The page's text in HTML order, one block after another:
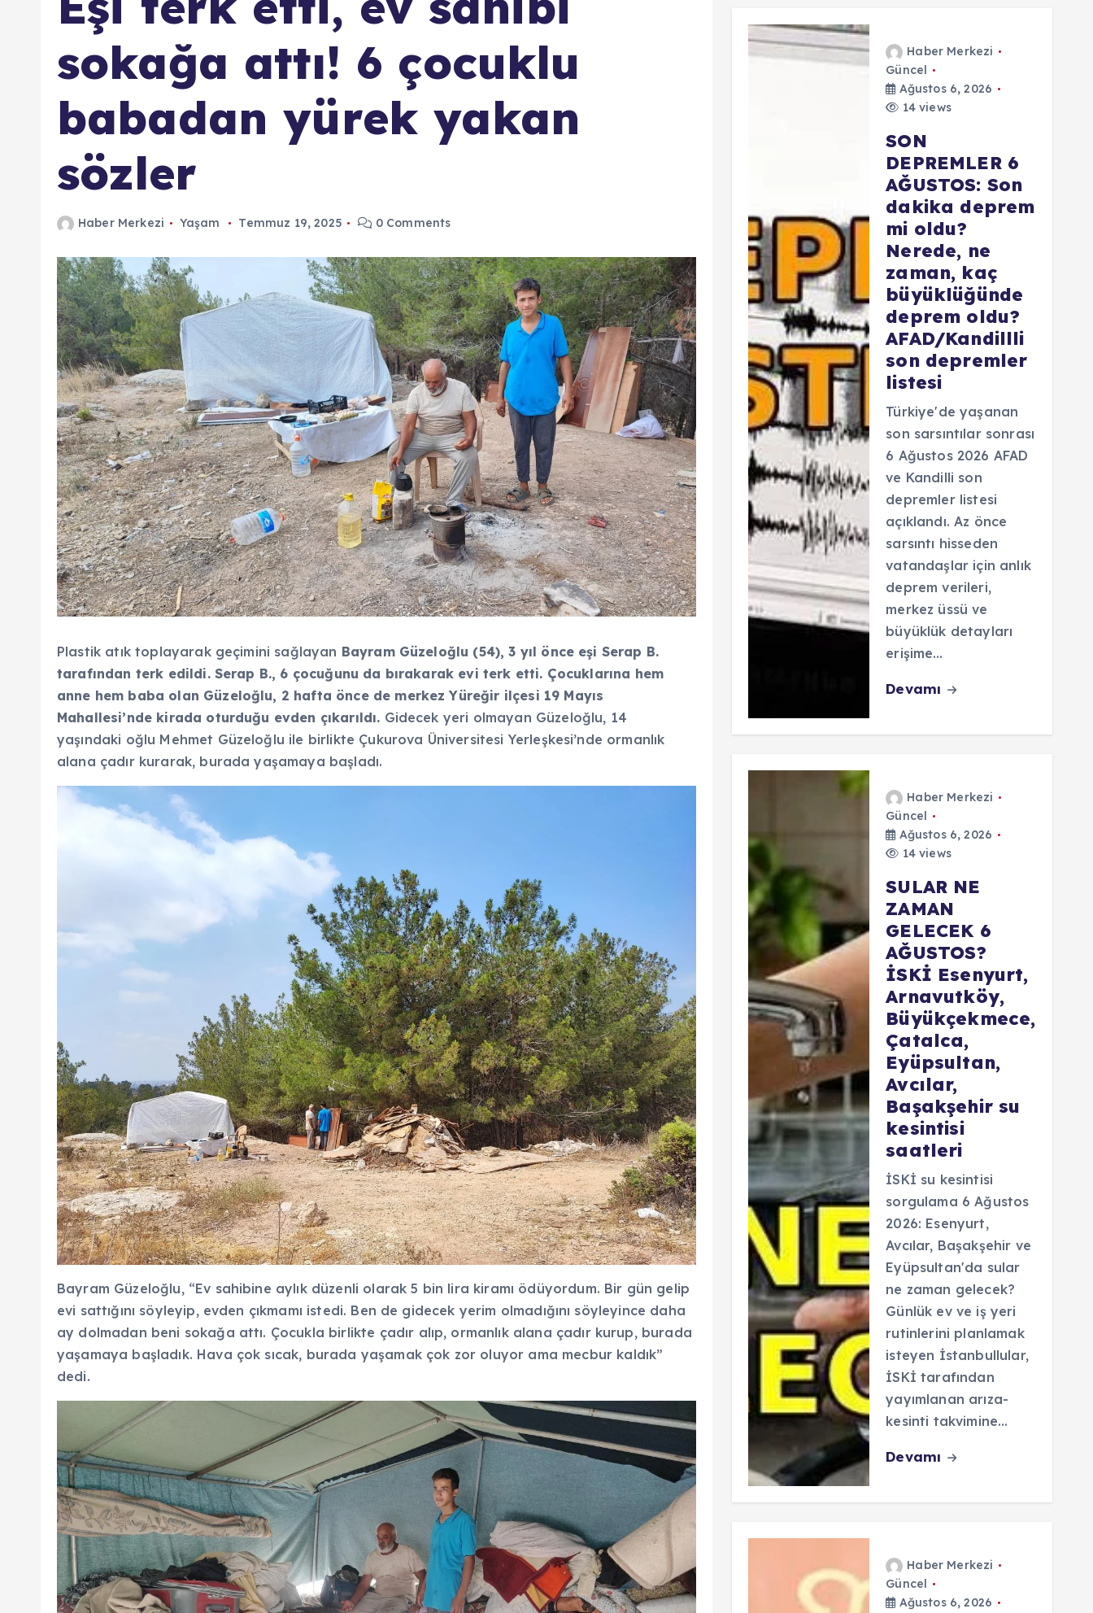
sokağa attı! 6 çocuklu
babadan yürek yakan
sözler
Haber Merkezi Yaşam Temmuz 19, 2025 0 Comments
Plastik atık toplayarak geçimini sağlayan Bayram Güzeloğlu (54), 3 yıl önce eşi Serap B.
tarafından terk edildi. Serap B., 6 çocuğunu da bırakarak evi terk etti. Çocuklarına hem
anne hem baba olan Güzeloğlu, 2 hafta önce de merkez Yüreğir ilçesi 19 Mayıs
Mahallesi’nde kirada oturduğu evden çıkarıldı. Gidecek yeri olmayan Güzeloğlu, 14
yaşındaki oğlu Mehmet Güzeloğlu ile birlikte Çukurova Üniversitesi Yerleşkesi’nde ormanlık
alana çadır kurarak, burada yaşamaya başladı.
Bayram Güzeloğlu, “Ev sahibine aylık düzenli olarak 5 bin lira kiramı ödüyordum. Bir gün gelip
evi sattığını söyleyip, evden çıkmamı istedi. Ben de gidecek yerim olmadığını söyleyince daha
ay dolmadan beni sokağa attı. Çocukla birlikte çadır alıp, ormanlık alana çadır kurup, burada
yaşamaya başladık. Hava çok sıcak, burada yaşamak çok zor oluyor ama mecbur kaldık”
dedi.
Haber Merkezi
Güncel
Ağustos 6, 2026
14 views
SON
DEPREMLER 6
AĞUSTOS: Son
dakika deprem
mi oldu?
Nerede, ne
zaman, kaç
büyüklüğünde
deprem oldu?
AFAD/Kandillli
son depremler
listesi
Türkiye'de yaşanan
son sarsıntılar sonrası
6 Ağustos 2026 AFAD
ve Kandilli son
depremler listesi
açıklandı. Az önce
sarsıntı hisseden
vatandaşlar için anlık
deprem verileri,
merkez üssü ve
büyüklük detayları
erişime…
Devamı
Haber Merkezi
Güncel
Ağustos 6, 2026
14 views
SULAR NE
ZAMAN
GELECEK 6
AĞUSTOS?
İSKİ Esenyurt,
Arnavutköy,
Büyükçekmece,
Çatalca,
Eyüpsultan,
Avcılar,
Başakşehir su
kesintisi
saatleri
İSKİ su kesintisi
sorgulama 6 Ağustos
2026: Esenyurt,
Avcılar, Başakşehir ve
Eyüpsultan'da sular
ne zaman gelecek?
Günlük ev ve iş yeri
rutinlerini planlamak
isteyen İstanbullular,
İSKİ tarafından
yayımlanan arıza-
kesinti takvimine…
Devamı
Haber Merkezi
Güncel
Ağustos 6, 2026